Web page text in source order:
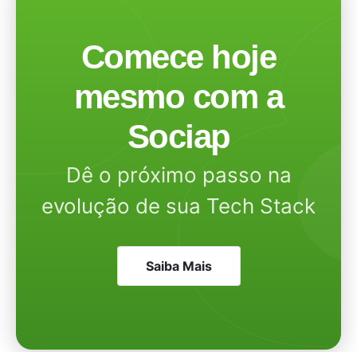
Comece hoje
mesmo com a
Sociap
Dê o próximo passo na
evolução de sua Tech Stack
Saiba Mais